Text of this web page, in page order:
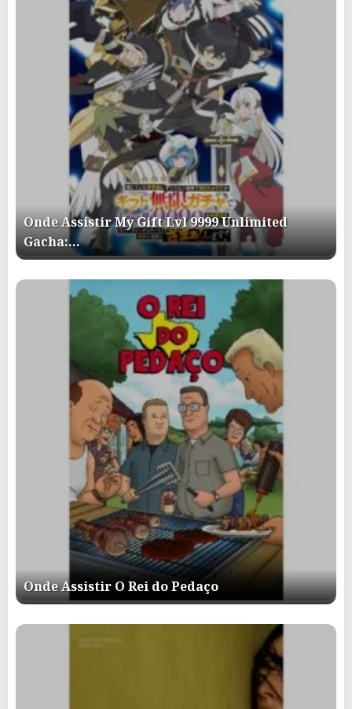
Onde Assistir My Gift Lvl 9999 Unlimited
Gacha:…
Onde Assistir O Rei do Pedaço